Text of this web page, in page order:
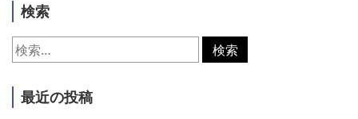
検索
検
索:
最近の投稿